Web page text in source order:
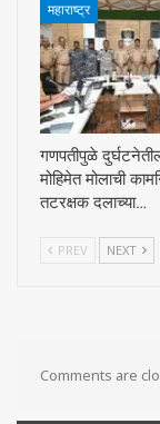
महाराष्ट्र
गणपतीपुळे
मोहिमेत मोलाची
तटरक्षक दलाच्या…
PREV NEXT
Comments are